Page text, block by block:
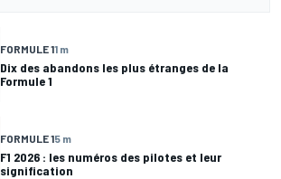
FORMULE 11 m
Dix des abandons les plus étranges de la
Formule 1
FORMULE 15 m
F1 2026 : les numéros des pilotes et leur
signification